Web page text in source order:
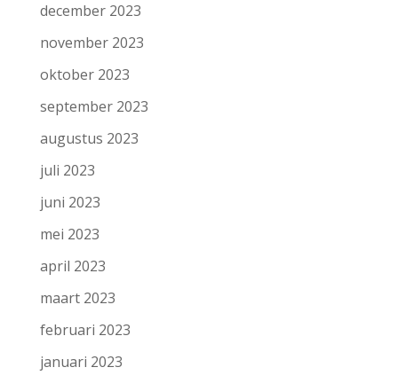
december 2023
november 2023
oktober 2023
september 2023
augustus 2023
juli 2023
juni 2023
mei 2023
april 2023
maart 2023
februari 2023
januari 2023